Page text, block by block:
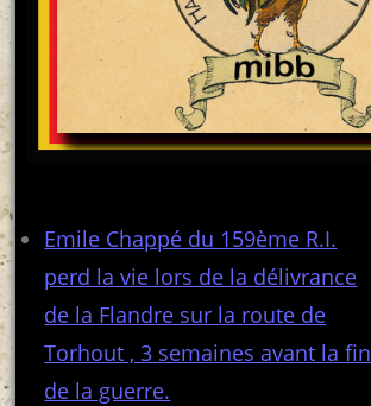
Emile Chappé du 159ème R.I.
perd la vie lors de la délivrance
de la Flandre sur la route de
Torhout , 3 semaines avant la fin
de la guerre.